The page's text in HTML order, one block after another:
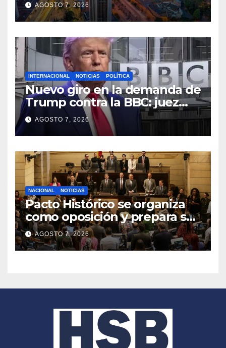
capital
AGOSTO 7, 2026
INTERNACIONAL NOTICIAS POLÍTICA
Nuevo giro en la demanda de
Trump contra la BBC: juez
congela entrega de registros
financieros
AGOSTO 7, 2026
NACIONAL NOTICIAS
Pacto Histórico se organiza
como oposición y prepara su
agenda frente al Gobierno
de Abelardo de la Espriella
AGOSTO 7, 2026